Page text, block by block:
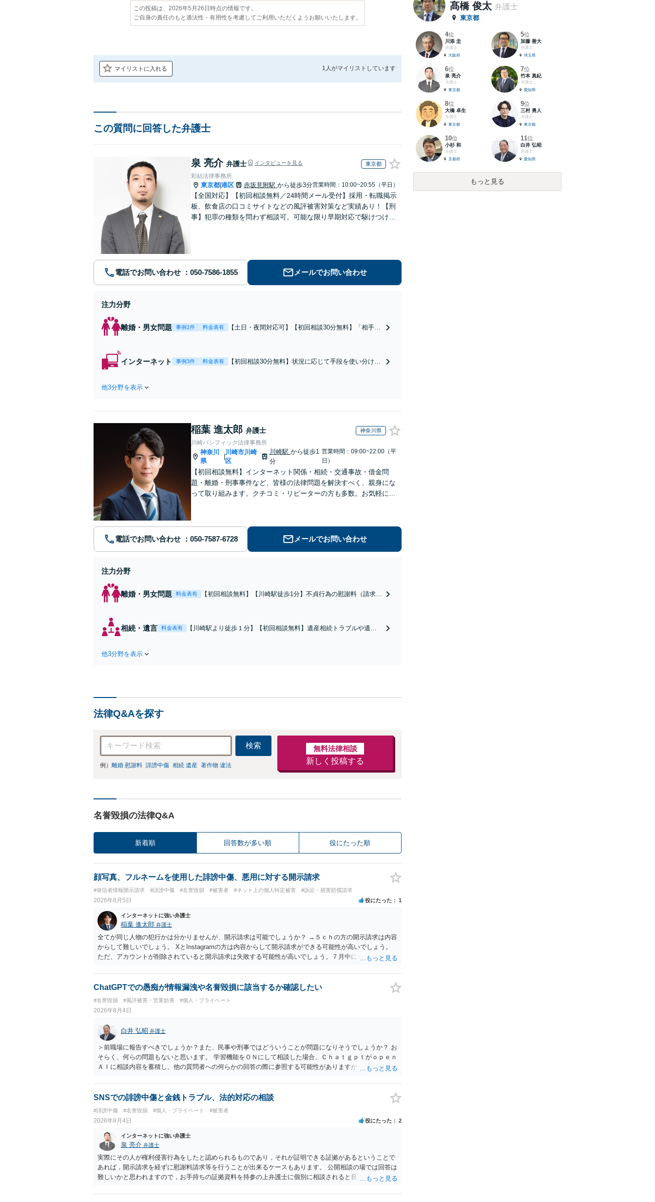
この投稿は、2026年5月26日時点の情報です。
ご自身の責任のもと適法性・有用性を考慮してご利用いただくようお願いいたします。
マイリストに入れる 1人がマイリストしています
この質問に回答した弁護士
泉 亮介 弁護士 インタビューを見る 東京都
彩結法律事務所
東京都 港区 赤坂見附駅 から徒歩3分営業時間：10:00~20:55（平日）
【全国対応】【初回相談無料／24時間メール受付】採用・転職掲示
板、飲食店の口コミサイトなどの風評被害対策など実績あり！【刑
事】犯罪の種類を問わず相談可。可能な限り早期対応で駆けつけサ
電話でお問い合わせ メールでお問い合わせ
注力分野
離婚・男女問題 事例1件 料金表有
【土日・夜間対応可】【初回相談30分無料】「相手方
金額アップ／減額交渉も対応可」【完全個室対応】
インターネット 事例3件 料金表有
【初回相談30分無料】状況に応じて手段を使い分け、
他3分野を表示
稲葉 進太郎 弁護士 神奈川県
川崎パシフィック法律事務所
神奈川
県
川崎市川崎
区
川崎駅 から徒歩1
分
営業時間：09:00~22:00（平
日）
【初回相談無料】インターネット関係・相続・交通事故・借金問
題・離婚・刑事事件など、皆様の法律問題を解決すべく、親身にな
って取り組みます。クチコミ・リピーターの方も多数。お気軽にお
電話でお問い合わせ メールでお問い合わせ
注力分野
離婚・男女問題 料金表有
【初回相談無料】【川崎駅徒歩1分】不貞行為の慰謝料（請求さ
ます。
相続・遺言 料金表有
【川崎駅より徒歩１分】【初回相談無料】遺産相続トラブルや遺言
他3分野を表示
法律Q&Aを探す
検索
例） 離婚 慰謝料 誹謗中傷 相続 遺産 著作物 違法
無料法律相談
新しく投稿する
名誉毀損の法律Q&A
新着順 回答数が多い順 役にたった順
顔写真、フルネームを使用した誹謗中傷、悪用に対する開示請求
#発信者情報開示請求 #誹謗中傷 #名誉毀損 #被害者 #ネット上の個人特定被害 #訴訟・損害賠償請求
2026年8月5日 役にたった 1
インターネットに強い弁護士
稲葉 進太郎 弁護士
全てが同じ人物の犯行かは分かりませんが、開示請求は可能でしょうか？ →５ｃｈの方の開示請求は内容
からして難しいでしょう。 XとInstagramの方は内容からして開示請求ができる可能性が高いでしょう。
ただ、アカウントが削除されていると開示請求は失敗する可能性が高いでしょう。７月中にアカウントが
相手に全ての弁護士費用を負担させることは可能でしょうか？ →訴訟外の交渉で相手方が認めれば負担さ
せることができるでしょう。訴訟で判決となった場合は、実際の弁護士費用が認められる場合と認められ
ChatGPTでの愚痴が情報漏洩や名誉毀損に該当するか確認したい
#名誉毀損 #風評被害・営業妨害 #個人・プライベート
2026年8月4日
白井 弘昭 弁護士
＞前職場に報告すべきでしょうか？また、民事や刑事ではどういうことが問題になりそうでしょうか？ お
そらく、何らの問題もないと思います。 学習機能をＯＮにして相談した場合、Ｃｈａｔｇｐｔがｏｐｅｎ
ＡＩに相談内容を蓄積し、他の質問者への何らかの回答の際に参照する可能性がありますが、個人名や会
ので、その情報自体が、秘密情報に当たるとは思えませんし、名誉棄損として、個人や会社に対する誹謗
中傷の不特定多数への公開に当たるとも思われません。 もちろん、誰がその内容をｃｈａｔｇｐｔに入力
して書き込んだとしても）、相談者さんが刑事民事の責任に問われることはないでしょう。 私見ながらご
参考まで。
SNSでの誹謗中傷と金銭トラブル、法的対応の相談
#誹謗中傷 #名誉毀損 #個人・プライベート #被害者
2026年8月4日 役にたった 2
インターネットに強い弁護士
泉 亮介 弁護士
実際にその人が権利侵害行為をしたと認められるものであり，それが証明できる証拠があるということで
あれば，開示請求を経ずに慰謝料請求等を行うことが出来るケースもあります。 公開相談の場では回答は
難しいかと思われますので，お手持ちの証拠資料を持参の上弁護士に個別に相談されると良いでしょう。
髙橋 俊太 弁護士
東京都
4位
川添 圭
弁護士
大阪府
5位
加藤 善大
弁護士
埼玉県
6位
泉 亮介
弁護士
東京都
7位
竹本 真紀
弁護士
愛知県
8位
大橋 卓生
弁護士
東京都
9位
三村 勇人
弁護士
東京都
10位
小杉 和
弁護士
京都府
11位
白井 弘昭
弁護士
愛知県
もっと見る